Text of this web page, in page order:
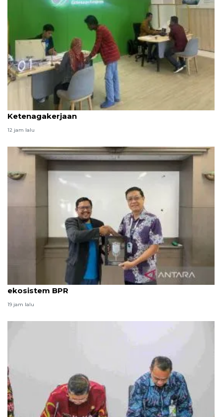
Perbedaan antara BPJS Kesehatan dan BPJS
Ketenagakerjaan
12 jam lalu
BPJS Ketenagakerjaan literasi jaminan sosial bagi
ekosistem BPR
19 jam lalu